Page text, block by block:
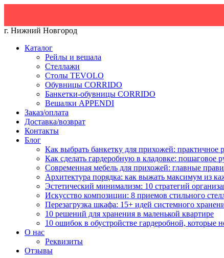
г. Нижний Новгород
Каталог
Рейлы и вешала
Стеллажи
Столы TEVOLO
Обувницы CORRIDO
Банкетки-обувницы CORRIDO
Вешалки APPENDI
Заказ/оплата
Доставка/возврат
Контакты
Блог
Как выбрать банкетку для прихожей: практичное
Как сделать гардеробную в кладовке: пошаговое
Современная мебель для прихожей: главные
Архитектура порядка: как выжать максимум из
Эстетический минимализм: 10 стратегий
Искусство композиции: 8 приемов стильного
Перезагрузка шкафа: 15+ идей системного
10 решений для хранения в маленькой квартире
10 ошибок в обустройстве гардеробной, которые
О нас
Реквизиты
Отзывы